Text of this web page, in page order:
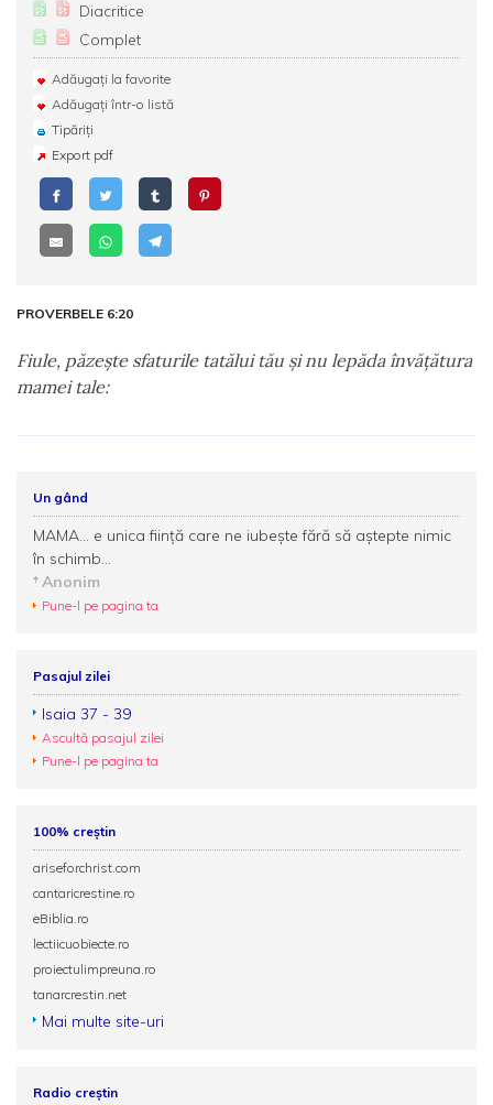
Diacritice
Complet
Adăugați la favorite
Adăugați într-o listă
Tipăriți
Export pdf
PROVERBELE 6:20
Fiule, păzeşte sfaturile tatălui tău şi nu lepăda învăţătura
mamei tale:
Un gând
MAMA... e unica fiinţă care ne iubeşte fără să aştepte nimic
în schimb...
Anonim
Pune-l pe pagina ta
Pasajul zilei
Isaia 37 - 39
Ascultă pasajul zilei
Pune-l pe pagina ta
100% creștin
ariseforchrist.com
cantaricrestine.ro
eBiblia.ro
lectiicuobiecte.ro
proiectulimpreuna.ro
tanarcrestin.net
Mai multe site-uri
Radio creștin